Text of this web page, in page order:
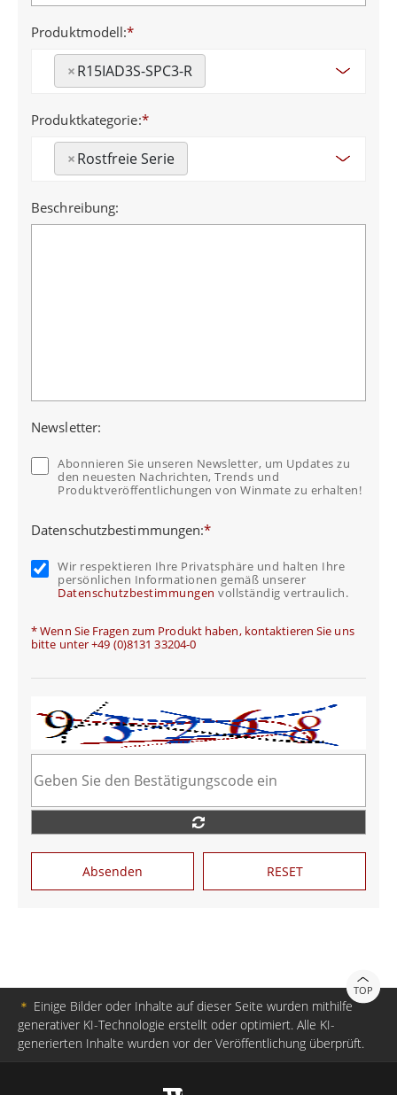
Produktmodell:*
×R15IAD3S-SPC3-R
Produktkategorie:*
×Rostfreie Serie
Beschreibung:
Newsletter:
Abonnieren Sie unseren Newsletter, um Updates zu
den neuesten Nachrichten, Trends und
Produktveröffentlichungen von Winmate zu erhalten!
Datenschutzbestimmungen:*
Wir respektieren Ihre Privatsphäre und halten Ihre
persönlichen Informationen gemäß unserer
Datenschutzbestimmungen vollständig vertraulich.
* Wenn Sie Fragen zum Produkt haben, kontaktieren Sie uns
bitte unter +49 (0)8131 33204-0
Absenden RESET
TOP
＊ Einige Bilder oder Inhalte auf dieser Seite wurden mithilfe
generativer KI-Technologie erstellt oder optimiert. Alle KI-
generierten Inhalte wurden vor der Veröffentlichung überprüft.